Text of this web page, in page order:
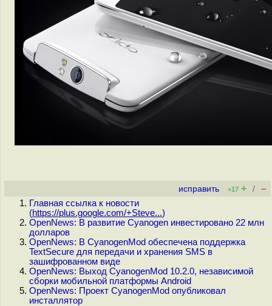
исправить +17 + / –
Главная ссылка к новости
(https://plus.google.com/+Steve...)
OpenNews: В развитие Cyanogen инвестировано 22 млн
долларов
OpenNews: В CyanogenMod обеспечена поддержка
TextSecure для передачи и хранения SMS в
зашифрованном виде
OpenNews: Выход CyanogenMod 10.2.0, независимой
сборки мобильной платформы Android
OpenNews: Проект CyanogenMod опубликовал
инсталлятор